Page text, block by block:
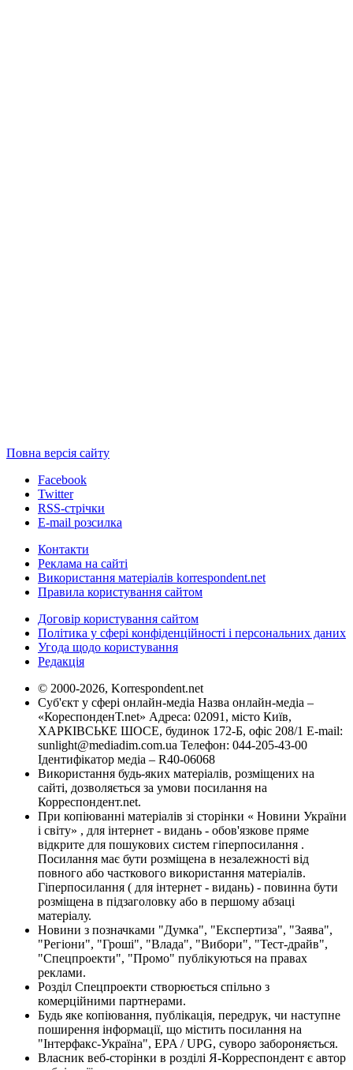
Повна версія сайту
Facebook
Twitter
RSS-стрічки
E-mail розсилка
Контакти
Реклама на сайті
Використання матеріалів korrespondent.net
Правила користування сайтом
Договір користування сайтом
Політика у сфері конфіденційності і персональних даних
Угода щодо користування
Редакція
© 2000-2026, Korrespondent.net
Суб'єкт у сфері онлайн-медіа Назва онлайн-медіа –
«КореспонденТ.net» Адреса: 02091, місто Київ,
ХАРКІВСЬКЕ ШОСЕ, будинок 172-Б, офіс 208/1 E-mail:
sunlight@mediadim.com.ua Телефон: 044-205-43-00
Ідентифікатор медіа – R40-06068
Використання будь-яких матеріалів, розміщених на
сайті, дозволяється за умови посилання на
Корреспондент.net.
При копіюванні матеріалів зі сторінки « Новини України
і світу» , для інтернет - видань - обов'язкове пряме
відкрите для пошукових систем гіперпосилання .
Посилання має бути розміщена в незалежності від
повного або часткового використання матеріалів.
Гіперпосилання ( для інтернет - видань) - повинна бути
розміщена в підзаголовку або в першому абзаці
матеріалу.
Новини з позначками "Думка", "Експертиза", "Заява",
"Регіони", "Гроші", "Влада", "Вибори", "Тест-драйв",
"Спецпроекти", "Промо" публікуються на правах
реклами.
Розділ Спецпроекти створюється спільно з
комерційними партнерами.
Будь яке копіювання, публікація, передрук, чи наступне
поширення інформації, що містить посилання на
"Інтерфакс-Україна", EPA / UPG, суворо забороняється.
Власник веб-сторінки в розділі Я-Корреспондент є автор